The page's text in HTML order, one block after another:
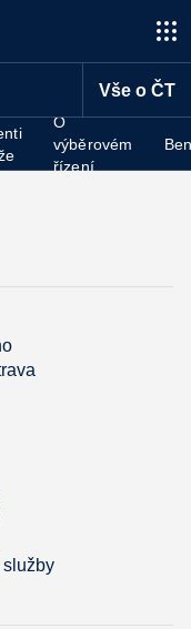
Vše o ČT
O
výběrovém
řízení
služby